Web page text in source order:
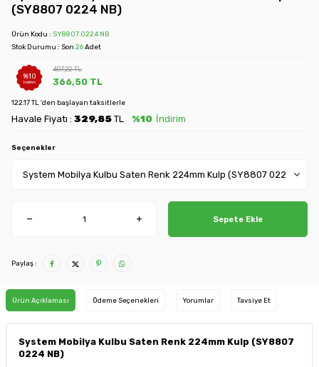
(SY8807 0224 NB)
Ürün Kodu : SY8807 0224 NB
Stok Durumu : Son 26Adet
%10
İndirim
407,22TL
366,50 TL
122.17 TL 'den başlayan taksitlerle
Havale Fiyatı : 329,85 TL %10 İndirim
Seçenekler
Sepete Ekle
Paylaş :
Ürün Açıklaması Ödeme Seçenekleri Yorumlar Tavsiye Et
System Mobilya Kulbu Saten Renk 224mm Kulp (SY8807
0224 NB)